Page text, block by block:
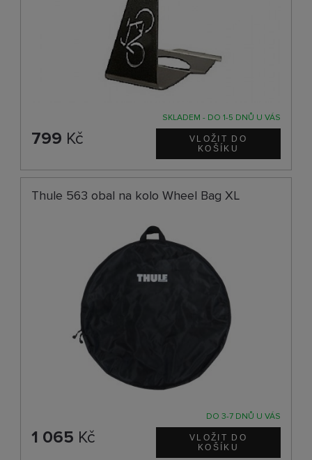
SKLADEM - DO 1-5 DNŮ U VÁS
799 Kč
Thule 563 obal na kolo Wheel Bag XL
DO 3-7 DNŮ U VÁS
1 065 Kč